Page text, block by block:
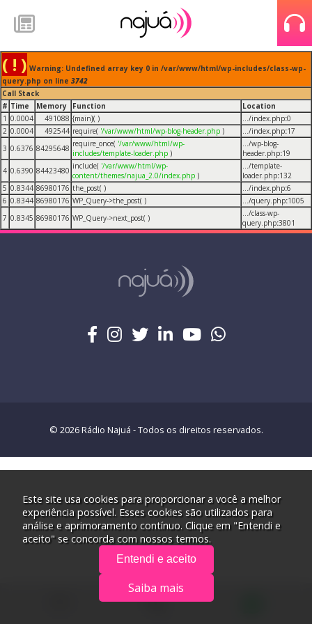
( ! ) Warning: Undefined array key 0 in /var/www/html/wp-includes/class-wp-
query.php on line 3742
Call Stack
# Time Memory Function
Location
1 0.0004 491088 {main}( ) .../index.php:0
2 0.0004 492544 require( '/var/www/html/wp-blog-header.php ) .../index.php:17
3 0.6376 84295648 require_once( '/var/www/html/wp-
includes/template-loader.php )
.../wp-blog-
header.php:19
4 0.6390 84423480 include( '/var/www/html/wp-
content/themes/najua_2.0/index.php )
.../template-
loader.php:132
5 0.8344 86980176 the_post( ) .../index.php:6
6 0.8344 86980176 WP_Query->the_post( ) .../query.php:1005
7 0.8345 86980176 WP_Query->next_post( )
.../class-wp-
query.php:3801
© 2026 Rádio Najuá - Todos os direitos reservados.
Este site usa cookies para proporcionar a você a melhor
experiência possível. Esses cookies são utilizados para
análise e aprimoramento contínuo. Clique em "Entendi e
aceito" se concorda com nossos termos.
Entendi e aceito
Saiba mais